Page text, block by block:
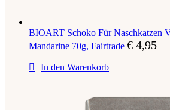
BIOART Schoko Für Naschkatzen
Mandarine 70g, Fairtrade € 4,95
In den Warenkorb